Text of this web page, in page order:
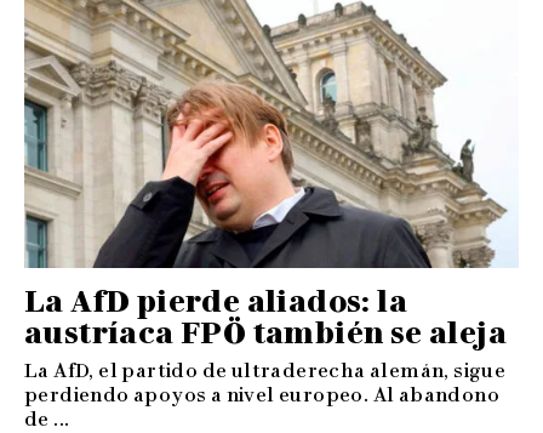
La AfD pierde aliados: la
austríaca FPÖ también se aleja
La AfD, el partido de ultraderecha alemán, sigue
perdiendo apoyos a nivel europeo. Al abandono
de ...